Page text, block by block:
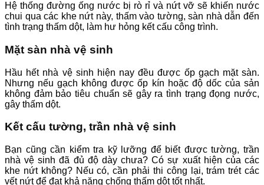
Hệ thống đường ống nước bị rò rỉ và nứt vỡ sẽ khiến nước
chui qua các khe nứt này, thấm vào tường, sàn nhà dẫn đến
tình trạng thấm dột, làm hư hỏng kết cấu công trình.
Mặt sàn nhà vệ sinh
Hầu hết nhà vệ sinh hiện nay đều được ốp gạch mặt sàn.
Nhưng nếu gạch không được ốp kín hoặc độ dốc của sản
không đảm bảo tiêu chuẩn sẽ gây ra tình trạng đọng nước,
gây thấm dột.
Kết cấu tường, trần nhà vệ sinh
Bạn cũng cần kiểm tra kỹ lưỡng để biết được tường, trần
nhà vệ sinh đã đủ độ dày chưa? Có sự xuất hiện của các
khe nứt không? Nếu có, cần phải thi công lại, trám trét các
vết nứt để đạt khả năng chống thấm dột tốt nhất.